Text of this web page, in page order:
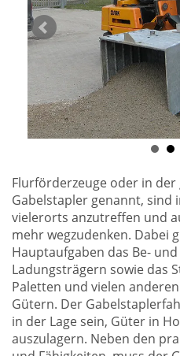
Flurförderzeuge oder in der
Gabelstapler genannt, sind
vielerorts anzutreffen und
mehr wegzudenken. Dabei
Hauptaufgaben das Be-
Ladungsträgern sowie das
Paletten und vielen
Gütern. Der
in der Lage sein, Güter in
auszulagern. Neben den